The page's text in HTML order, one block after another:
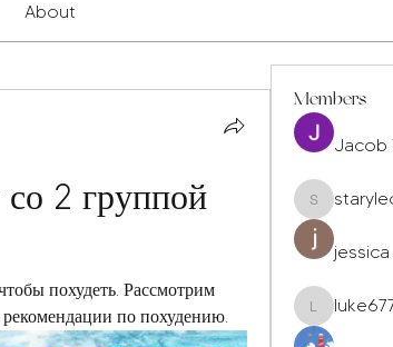
About
2 группой
похудеть. Рассмотрим
по похудению.
Members
Jacob
staryleorn
luke677856